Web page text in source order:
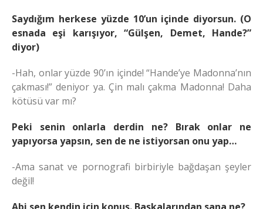
Saydığım herkese yüzde 10’un içinde diyorsun. (O
esnada eşi karışıyor, “Gülşen, Demet, Hande?”
diyor)
-Hah, onlar yüzde 90’ın içinde! “Hande’ye Madonna’nın
çakması!” deniyor ya. Çin malı çakma Madonna! Daha
kötüsü var mı?
Peki senin onlarla derdin ne? Bırak onlar ne
yapıyorsa yapsın, sen de ne istiyorsan onu yap…
-Ama sanat ve pornografi birbiriyle bağdaşan şeyler
değil!